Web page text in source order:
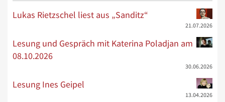
Lukas Rietzschel liest aus „Sanditz“
21.07.2026
Lesung und Gespräch mit Katerina Poladjan am
08.10.2026
30.06.2026
Lesung Ines Geipel
13.04.2026